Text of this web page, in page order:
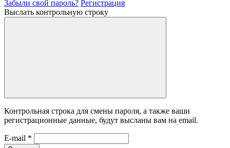
Забыли свой пароль? Регистрация
Выслать контрольную строку
Контрольная строка для смены пароля, а также ваши
регистрационные данные, будут высланы вам на email.
E-mail *